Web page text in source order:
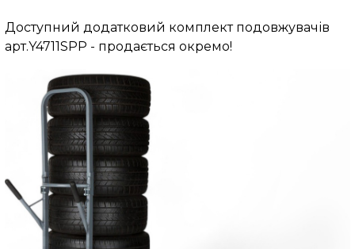
Доступний додатковий комплект подовжувачів
арт.Y4711SPP - продається окремо!